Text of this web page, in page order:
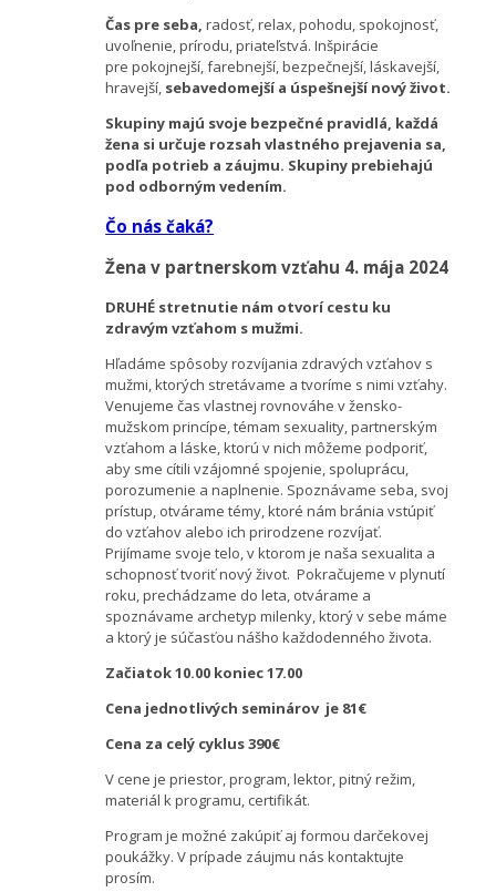
Čas pre seba, radosť, relax, pohodu, spokojnosť,
uvoľnenie, prírodu, priateľstvá. Inšpirácie
pre pokojnejší, farebnejší, bezpečnejší, láskavejší,
hravejší, sebavedomejší a úspešnejší nový život.
Skupiny majú svoje bezpečné pravidlá, každá
žena si určuje rozsah vlastného prejavenia sa,
podľa potrieb a záujmu. Skupiny prebiehajú
pod odborným vedením.
Čo nás čaká?
Žena v partnerskom vzťahu 4. mája 2024
DRUHÉ stretnutie nám otvorí cestu ku
zdravým vzťahom s mužmi.
Hľadáme spôsoby rozvíjania zdravých vzťahov s
mužmi, ktorých stretávame a tvoríme s nimi vzťahy.
Venujeme čas vlastnej rovnováhe v žensko-
mužskom princípe, témam sexuality, partnerským
vzťahom a láske, ktorú v nich môžeme podporiť,
aby sme cítili vzájomné spojenie, spoluprácu,
porozumenie a naplnenie. Spoznávame seba, svoj
prístup, otvárame témy, ktoré nám bránia vstúpiť
do vzťahov alebo ich prirodzene rozvíjať.
Prijímame svoje telo, v ktorom je naša sexualita a
schopnosť tvoriť nový život. Pokračujeme v plynutí
roku, prechádzame do leta, otvárame a
spoznávame archetyp milenky, ktorý v sebe máme
a ktorý je súčasťou nášho každodenného života.
Začiatok 10.00 koniec 17.00
Cena jednotlivých seminárov je 81€
Cena za celý cyklus390€
V cene je priestor, program, lektor, pitný režim,
materiál k programu, certifikát.
Program je možné zakúpiť aj formou darčekovej
poukážky. V prípade záujmu nás kontaktujte
prosím.